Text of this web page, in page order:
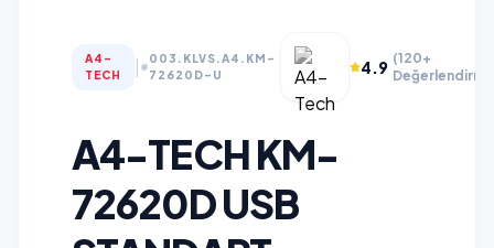
A4-
TECH
003.KLVS.A4.KM-
72620D-U
4.9 (120+
A4-TECH KM-
72620D USB